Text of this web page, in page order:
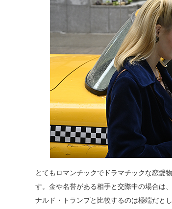
とてもロマンチックでドラマチックな恋愛
す。金や名誉がある相手と交際中の場合は
ナルド・トランプと比較するのは極端だと